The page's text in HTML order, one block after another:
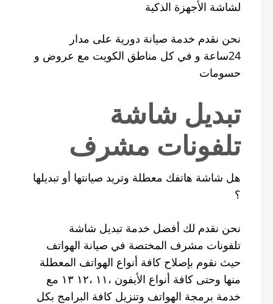
لشاشة الأجهزة الذكية
نحن نقدم خدمة صيانة دورية على مدار
24ساعة و في كل مناطق الكويت مع عروض و
حسومات
تبديل شاشة
تلفونات مشرف
هل شاشة هاتفك معطلة وتريد صيانتها أو تبديلها
؟
نحن نقدم لك أفضل خدمة تبديل شاشة
تلفونات مشرف المختصة في صيانة الهواتف
حيث نقوم بإصلاح كافة أنواع الهواتف المعطلة
منها وحتى كافة أنواع الأيفون ،١١ ،١٢ ١٣ مع
خدمة برمجة الهواتف وتنزيل كافة البرامج بكل